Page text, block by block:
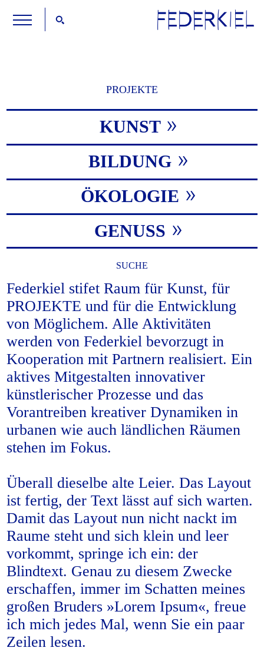
PROJEKTE
KUNST
BILDUNG
ÖKOLOGIE
GENUSS
SUCHE
Federkiel stifet Raum für Kunst, für
PROJEKTE und für die Entwicklung
von Möglichem. Alle Aktivitäten
werden von Federkiel bevorzugt in
Kooperation mit Partnern realisiert. Ein
aktives Mitgestalten innovativer
künstlerischer Prozesse und das
Vorantreiben kreativer Dynamiken in
urbanen wie auch ländlichen Räumen
stehen im Fokus.
Überall dieselbe alte Leier. Das Layout
ist fertig, der Text lässt auf sich warten.
Damit das Layout nun nicht nackt im
Raume steht und sich klein und leer
vorkommt, springe ich ein: der
Blindtext. Genau zu diesem Zwecke
erschaffen, immer im Schatten meines
großen Bruders »Lorem Ipsum«, freue
ich mich jedes Mal, wenn Sie ein paar
Zeilen lesen.